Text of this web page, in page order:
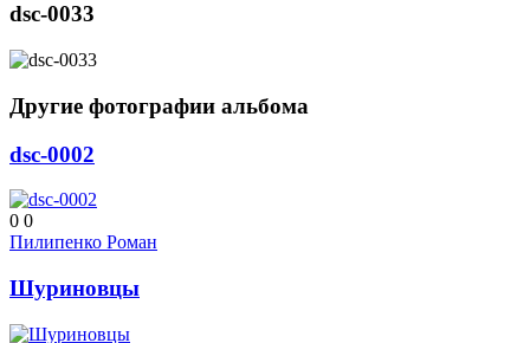
dsc-0033
Другие фотографии альбома
dsc-0002
0 0
Пилипенко Роман
Шуриновцы